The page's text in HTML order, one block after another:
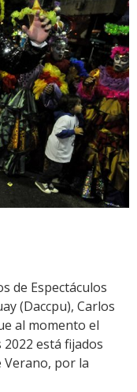
de Espectáculos
(Daccpu), Carlos
al momento el
2022 está fijados
Verano, por la